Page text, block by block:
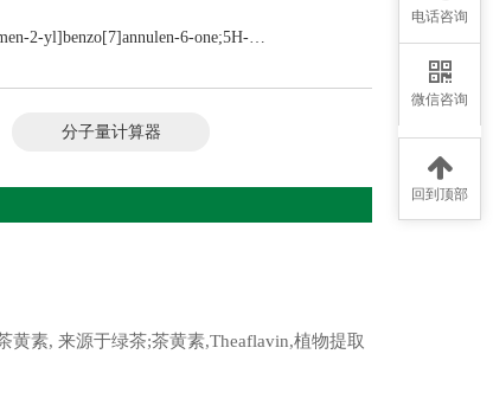
2-yl]benzo[7]annulen-6-one;5H-
N;1,8-Bis(3-alpha,5,7-trihydroxy-2-alpha-
分子量计算器
黄素, 来源于绿茶;茶黄素,Theaflavin,植物提取
电话咨询
微信咨询
回到顶部